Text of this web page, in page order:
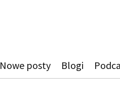
Nowe posty Blogi